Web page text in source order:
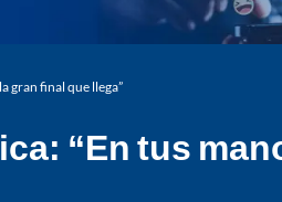
gran final que llega”
“En tus